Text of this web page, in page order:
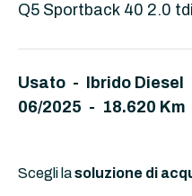
Q5 Sportback 40 2.0
Usato - Ibrido
06/2025 - 18.620 Km
Scegli lasoluzione di